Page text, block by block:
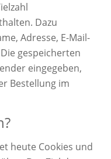
Dazu
Adresse, E-Mail-
gespeicherten
eingegeben,
Bestellung im
heute Cookies und